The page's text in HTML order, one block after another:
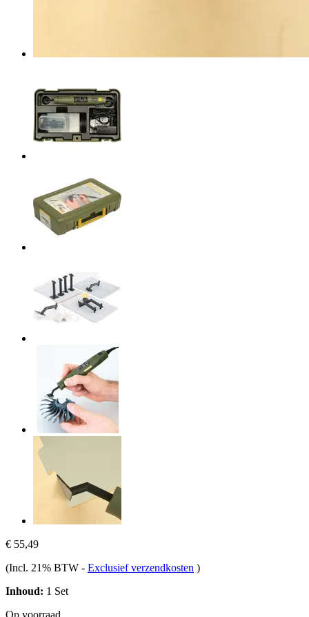
€ 55,49
(Incl. 21% BTW - Exclusief verzendkosten )
Inhoud: 1 Set
Op voorraad